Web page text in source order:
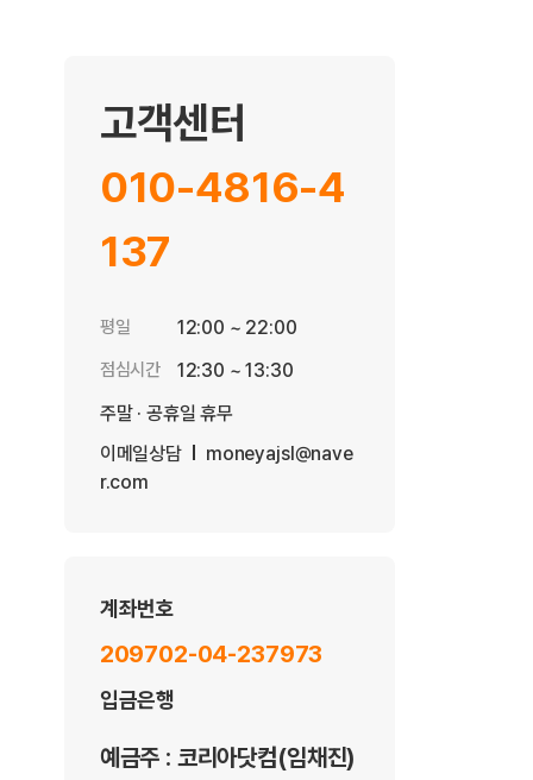
고객센터
010-4816-4
137
평일 12:00 ~ 22:00
점심시간
12:30 ~ 13:30
주말 · 공휴일 휴무
이메일상담
moneyajsl@nave
r.com
계좌번호
209702-04-237973
입금은행
예금주 : 코리아닷컴(임채진)